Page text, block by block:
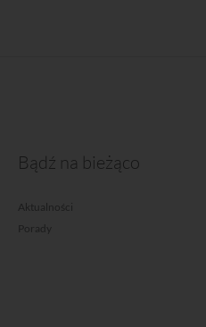
Bądź na bieżąco
Aktualności
Porady